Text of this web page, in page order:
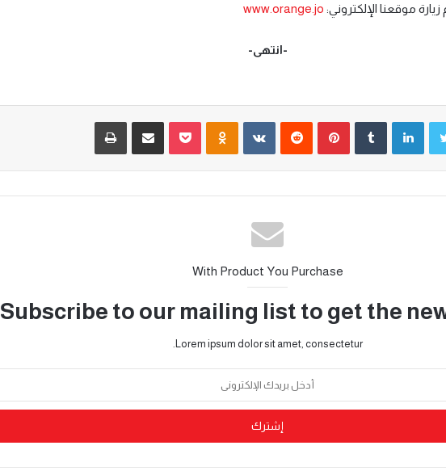
موقعنا الإلكتروني: www.orange.jo
-انتهى-
With Product You Purchase
Subscribe to our mailing list to get the
Lorem ipsum dolor sit amet, consectetur.